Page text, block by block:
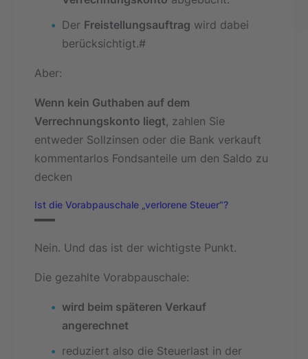
Der Freistellungsauftrag wird dabei
berücksichtigt.#
Aber:
Wenn kein Guthaben auf dem
Verrechnungskonto liegt, zahlen Sie
entweder Sollzinsen oder die Bank verkauft
kommentarlos Fondsanteile um den Saldo zu
decken
Ist die Vorabpauschale „verlorene Steuer“?
Nein. Und das ist der wichtigste Punkt.
Die gezahlte Vorabpauschale:
wird beim späteren Verkauf
angerechnet
reduziert also die Steuerlast in der